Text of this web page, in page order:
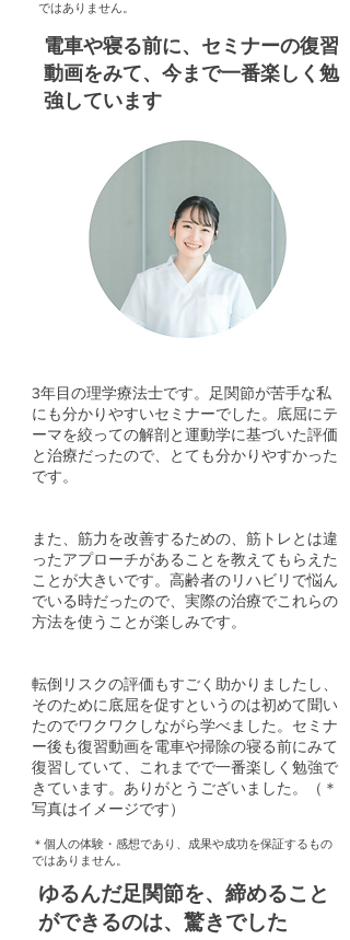
ではありません。
​電車や寝る前に、セミナーの復習
動画をみて、今まで一番楽しく勉
強しています
3年目の理学療法士です。足関節が苦手な私
にも分かりやすいセミナーでした。底屈にテ
ーマを絞っての解剖と運動学に基づいた評価
と治療だったので、とても分かりやすかった
です。
また、筋力を改善するための、筋トレとは違
ったアプローチがあることを教えてもらえた
ことが大きいです。 高齢者のリハビリで悩ん
でいる時だったので、実際の治療でこれらの
方法を使うことが楽しみです。
転倒リスクの評価もすごく助かりましたし、
そのために底屈を促すというのは初めて聞い
たのでワクワクしながら学べました。セミナ
ー後も復習動画を電車や掃除の寝る前にみて
復習していて、これまでで一番楽しく勉強で
きています。ありがとうございました。
（＊
写真はイメージです）
​＊個人の体験・感想であり、成果や成功を保証するもの
ではありません。
ゆるんだ足関節を、締めること
ができるのは、驚きでした